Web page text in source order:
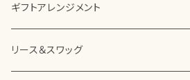
ギフトアレンジメント
ボックスアレンジメント
リース＆スワッグ